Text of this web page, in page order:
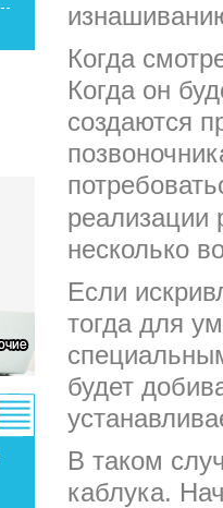
Когда
Когда он
создаются
реализации
несколько
Если
тогда для
будет
В таком
каблука.